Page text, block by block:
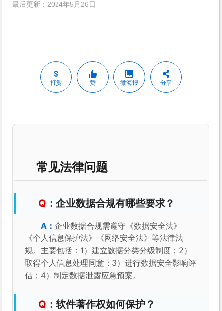
最后更新：2024年5月26日
打赏 赞 微海报 分享
常见法律问题
企业数据合规有哪些要求？
企业数据合规需遵守《数据安全法》
《个人信息保护法》《网络安全法》等法律法
规。主要包括：1）建立数据分类分级制度；2）
取得个人信息处理同意；3）进行数据安全影响评
估；4）制定数据泄露应急预案。
软件著作权如何保护？